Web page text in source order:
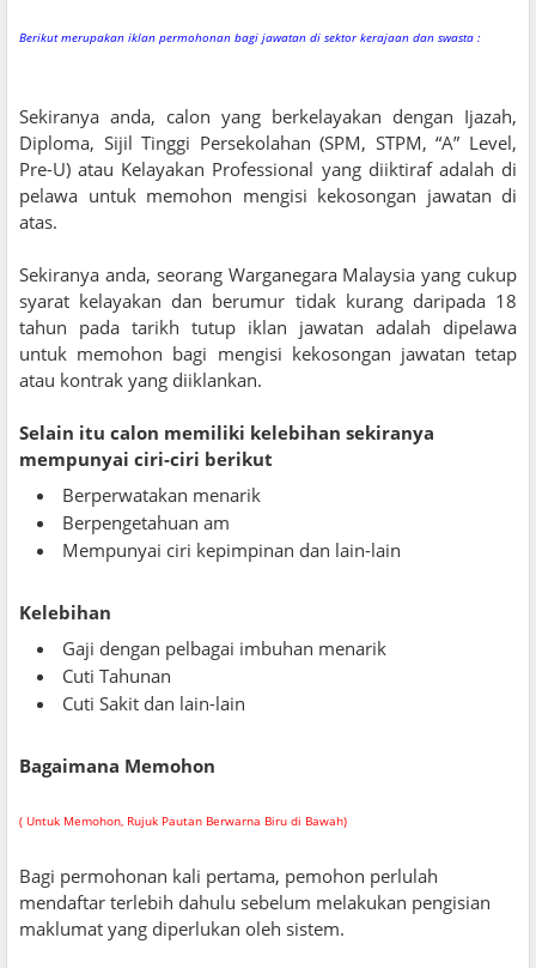
Berikut merupakan iklan permohonan bagi jawatan di sektor kerajaan dan swasta :
Sekiranya anda, calon yang berkelayakan dengan Ijazah,
Diploma, Sijil Tinggi Persekolahan (SPM, STPM, “A” Level,
Pre-U) atau Kelayakan Professional yang diiktiraf adalah di
pelawa untuk memohon mengisi kekosongan jawatan di
atas.
Sekiranya anda, seorang Warganegara Malaysia yang cukup
syarat kelayakan dan berumur tidak kurang daripada 18
tahun pada tarikh tutup iklan jawatan adalah dipelawa
untuk memohon bagi mengisi kekosongan jawatan tetap
atau kontrak yang diiklankan.
Selain itu calon memiliki kelebihan sekiranya
mempunyai ciri-ciri berikut
Berperwatakan menarik
Berpengetahuan am
Mempunyai ciri kepimpinan dan lain-lain
Kelebihan
Gaji dengan pelbagai imbuhan menarik
Cuti Tahunan
Cuti Sakit dan lain-lain
Bagaimana Memohon
( Untuk Memohon, Rujuk Pautan Berwarna Biru di Bawah)
Bagi permohonan kali pertama, pemohon perlulah
mendaftar terlebih dahulu sebelum melakukan pengisian
maklumat yang diperlukan oleh sistem.